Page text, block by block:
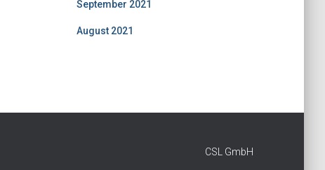
September 2021
August 2021
CSL GmbH